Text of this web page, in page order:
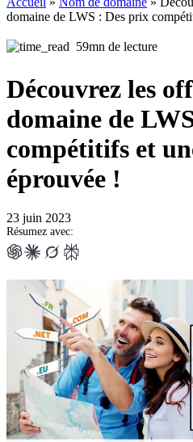
domaine de LWS : Des prix
59mn de lecture
Découvrez les
domaine de
compétitifs et
éprouvée !
23 juin 2023
Résumez avec: